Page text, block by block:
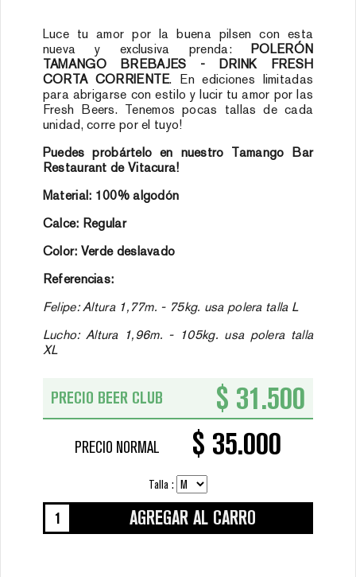
Luce tu amor por la buena pilsen con esta
nueva y exclusiva prenda: POLERÓN
TAMANGO BREBAJES - DRINK FRESH
CORTA CORRIENTE. En ediciones limitadas
para abrigarse con estilo y lucir tu amor por las
Fresh Beers. Tenemos pocas tallas de cada
unidad, corre por el tuyo!
Puedes probártelo en nuestro Tamango Bar
Restaurant de Vitacura!
Material: 100% algodón
Calce: Regular
Color: Verde deslavado
Referencias:
Felipe: Altura 1,77m. - 75kg. usa polera talla L
Lucho: Altura 1,96m. - 105kg. usa polera talla
XL
PRECIO BEER CLUB $ 31.500
PRECIO NORMAL $ 35.000
Talla :
AGREGAR AL CARRO